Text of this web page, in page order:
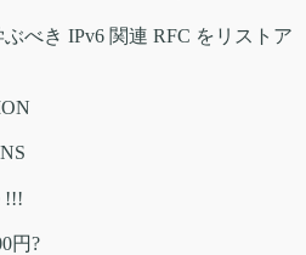
べき IPv6 関連 RFC をリストア
!!!
円?